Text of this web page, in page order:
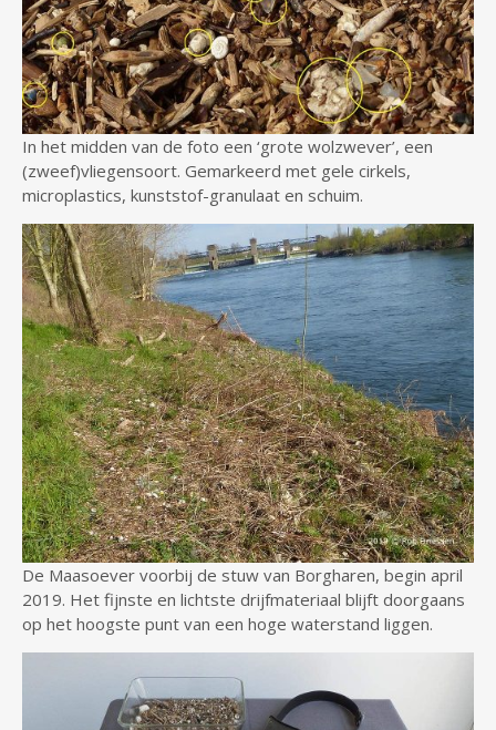
In het midden van de foto een ‘grote wolzwever’, een
(zweef)vliegensoort. Gemarkeerd met gele cirkels,
microplastics, kunststof-granulaat en schuim.
De Maasoever voorbij de stuw van Borgharen, begin april
2019. Het fijnste en lichtste drijfmateriaal blijft doorgaans
op het hoogste punt van een hoge waterstand liggen.